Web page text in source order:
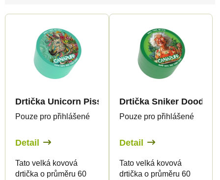
zV
Drtička Unicorn Piss - velká
Pouze pro přihlášené
Detail
Tato velká kovová
drtička o průměru 60
Drtička Sniker Doodle -
Pouze pro přihlášené
Detail
Tato velká kovová
drtička o průměru 60